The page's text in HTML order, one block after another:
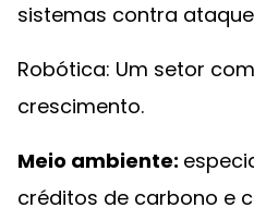
sistemas contra
Robótica: Um setor
crescimento.
Meio ambiente:
créditos de carbono e